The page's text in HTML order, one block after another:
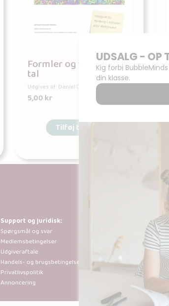
Formler og viden – om
tal
Udgives af: Daniel Dam Berthelsen
5,00kr
Tilføj til kurv
Support og juridisk:
Spørgsmål og svar
Medlemsbetingelser
Udgiveraftale
Handels- og brugsbetingelser
Privatlivspolitik
Annoncering
Al kopiering,
tilladt i henhold
der går ud over
sted efter